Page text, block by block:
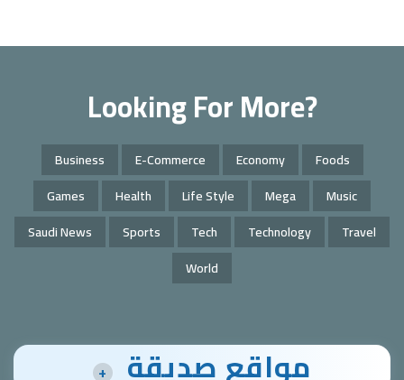
Looking For More?
Business E-Commerce Economy
Foods
Games
Health Life Style Mega
Music
Saudi News
Sports Tech Technology
Travel
World
مواقع صديقة +